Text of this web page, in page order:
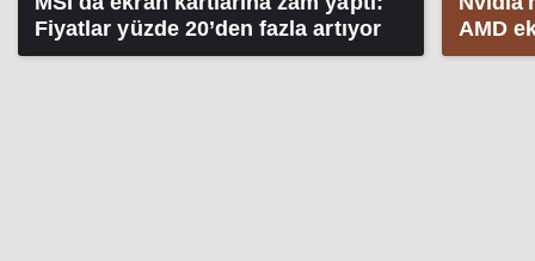
Fiyatlar yüzde 20’den fazla artıyor
AMD